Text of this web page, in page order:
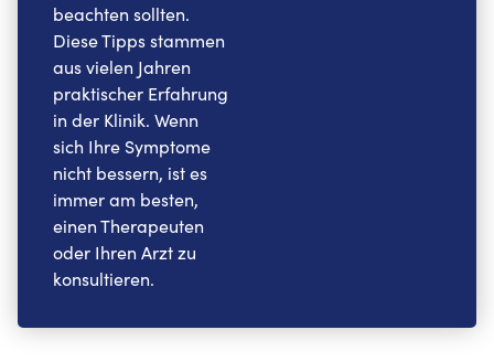
beachten sollten.
Diese Tipps stammen
aus vielen Jahren
praktischer Erfahrung
in der Klinik. Wenn
sich Ihre Symptome
nicht bessern, ist es
immer am besten,
einen Therapeuten
oder Ihren Arzt zu
konsultieren.